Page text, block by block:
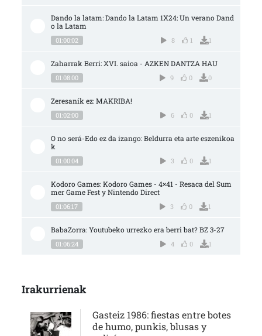
Dando la latam: Dando la Latam 1X24: Un verano Dand
o la Latam
01:00:02 8 1 1
Zaharrak Berri: XVI. saioa - AZKEN DANTZA HAU
01:08:00 9 0 0
Zeresanik ez: MAKRIBA!
01:02:00 6 0 1
O no será-Edo ez da izango: Beldurra eta arte eszenikoa
k
01:00:04 3 0 1
Kodoro Games: Kodoro Games - 4×41 - Resaca del Sum
mer Game Fest y Nintendo Direct
01:06:17 3 0 1
BabaZorra: Youtubeko urrezko era berri bat? BZ 3-27
01:06:24 4 0 1
Irakurrienak
Gasteiz 1986: fiestas entre botes
de humo, punkis, blusas y